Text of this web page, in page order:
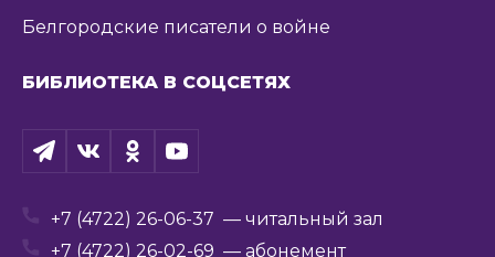
Белгородские писатели о войне
БИБЛИОТЕКА В СОЦСЕТЯХ
+7 (4722) 26-06-37 — читальный зал
+7 (4722) 26-02-69 — абонемент